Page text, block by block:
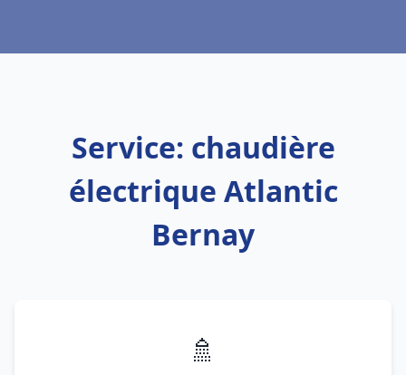
Service: chaudière
électrique Atlantic
Bernay
🚿